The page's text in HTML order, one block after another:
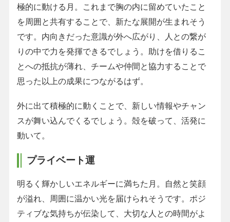
極的に動ける月。これまで胸の内に留めていたこと
を周囲と共有することで、新たな展開が生まれそう
です。内向きだった意識が外へ広がり、人との繋が
りの中で力を発揮できるでしょう。助けを借りるこ
とへの抵抗が薄れ、チームや仲間と協力することで
思った以上の成果につながるはず。
外に出て積極的に動くことで、新しい情報やチャン
スが舞い込んでくるでしょう。殻を破って、活発に
動いて。
プライベート運
明るく輝かしいエネルギーに満ちた月。自然と笑顔
が溢れ、周囲に温かい光を届けられそうです。ポジ
ティブな気持ちが伝染して、大切な人との時間がよ